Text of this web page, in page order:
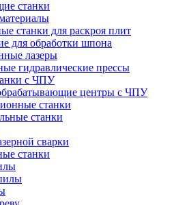
станки
станки для раскроя плит
для обработки шпона
лазеры
гидравлические прессы
с ЧПУ
центры с ЧПУ
станки
станки
сварки
станки